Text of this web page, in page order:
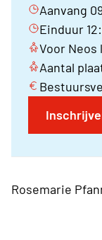
Aanvang
Einduur
Voor Neos
Aantal
Rosemarie